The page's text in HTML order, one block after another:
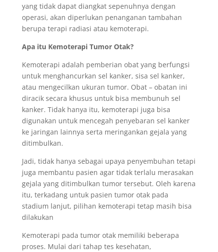
yang tidak dapat diangkat sepenuhnya dengan
operasi, akan diperlukan penanganan tambahan
berupa terapi radiasi atau kemoterapi.
Apa itu Kemoterapi Tumor Otak?
Kemoterapi adalah pemberian obat yang berfungsi
untuk menghancurkan sel kanker, sisa sel kanker,
atau mengecilkan ukuran tumor. Obat – obatan ini
diracik secara khusus untuk bisa membunuh sel
kanker. Tidak hanya itu, kemoterapi juga bisa
digunakan untuk mencegah penyebaran sel kanker
ke jaringan lainnya serta meringankan gejala yang
ditimbulkan.
Jadi, tidak hanya sebagai upaya penyembuhan tetapi
juga membantu pasien agar tidak terlalu merasakan
gejala yang ditimbulkan tumor tersebut. Oleh karena
itu, terkadang untuk pasien tumor otak pada
stadium lanjut, pilihan kemoterapi tetap masih bisa
dilakukan
Kemoterapi pada tumor otak memiliki beberapa
proses. Mulai dari tahap tes kesehatan,